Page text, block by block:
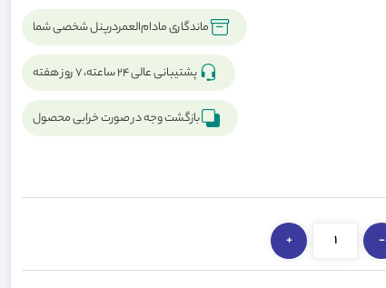
ماندگاری مادام‌العمردرپنل شخصی شما
پشتیبانی عالی ۲۴ ساعته، ۷ روز هفته
بازگشت وجه در صورت خرابی محصول
-
+